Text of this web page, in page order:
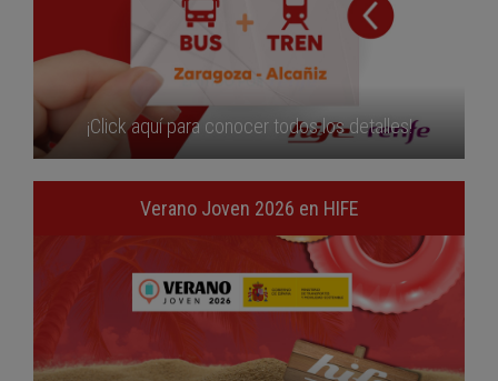
¡Click aquí para conocer todos los detalles!
Verano Joven 2026 en HIFE